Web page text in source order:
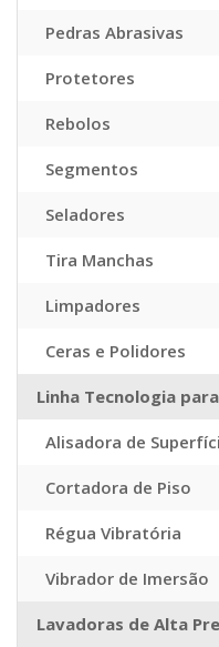
Pedras Abrasivas
Protetores
Rebolos
Segmentos
Seladores
Tira Manchas
Limpadores
Ceras e Polidores
Linha Tecnologia
Alisadora de
Cortadora de Piso
Régua Vibratória
Vibrador de Imersão
Lavadoras de Alta